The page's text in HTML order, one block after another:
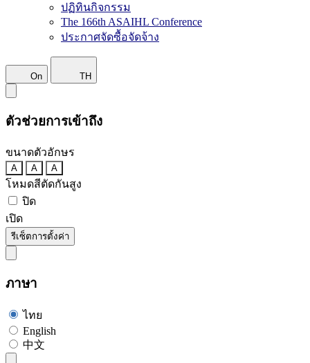
ปฏิทินกิจกรรม
The 166th ASAIHL Conference
ประกาศจัดซื้อจัดจ้าง
On TH
ตัวช่วยการเข้าถึง
ขนาดตัวอักษร
A A A
โหมดสีตัดกันสูง
ปิด
เปิด
รีเซ็ตการตั้งค่า
ภาษา
ไทย
English
中文